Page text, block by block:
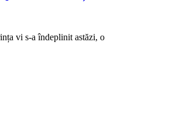
vi s-a îndeplinit astăzi, o